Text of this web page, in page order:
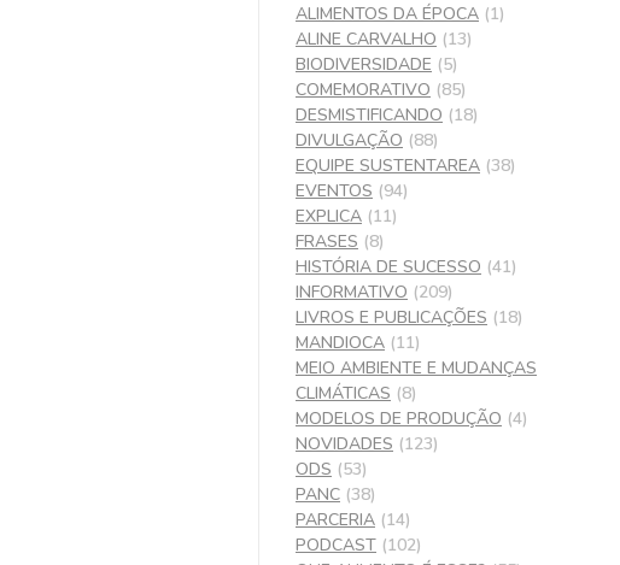
ALIMENTOS DA ÉPOCA (1)
ALINE CARVALHO (13)
BIODIVERSIDADE (5)
COMEMORATIVO (85)
DESMISTIFICANDO (18)
DIVULGAÇÃO (88)
EQUIPE SUSTENTAREA (38)
EVENTOS (94)
EXPLICA (11)
FRASES (8)
HISTÓRIA DE SUCESSO (41)
INFORMATIVO (209)
LIVROS E PUBLICAÇÕES (18)
MANDIOCA (11)
MEIO AMBIENTE E MUDANÇAS
CLIMÁTICAS (8)
MODELOS DE PRODUÇÃO (4)
NOVIDADES (123)
ODS (53)
PANC (38)
PARCERIA (14)
PODCAST (102)